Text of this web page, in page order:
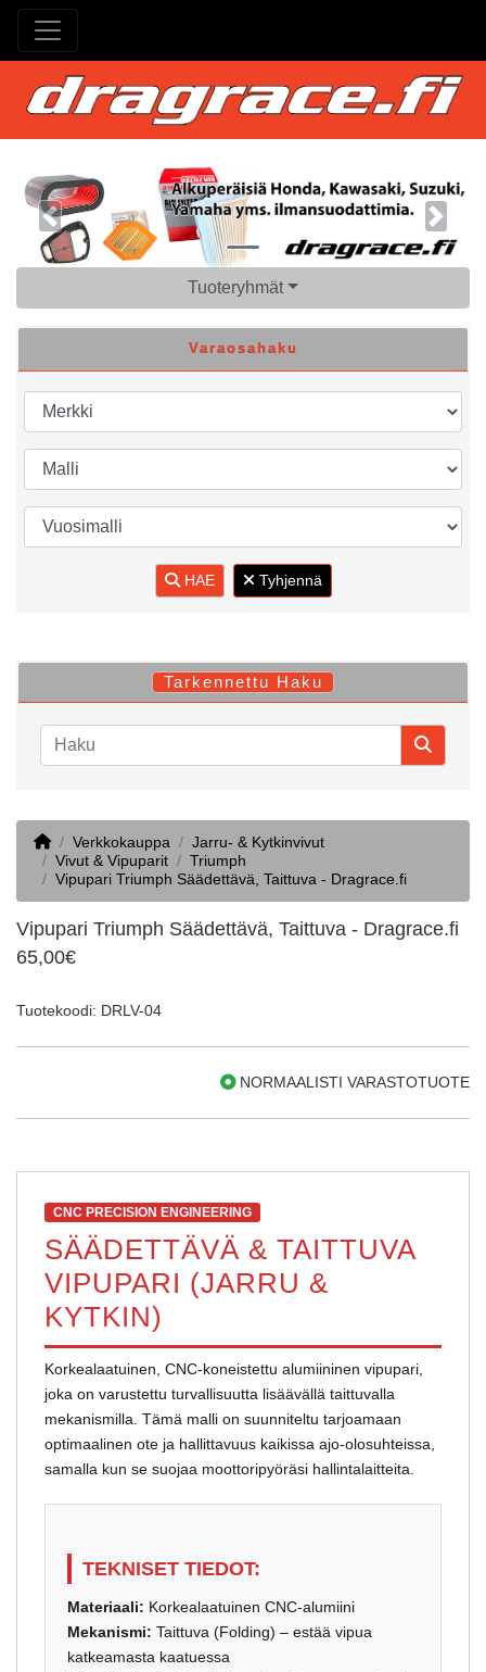
Previous Next
Tuoteryhmät
Varaosahaku
HAE Tyhjennä
Tarkennettu Haku
HomeVerkkokauppa
Jarru- & Kytkinvivut
Vivut & Vipuparit
Triumph
Vipupari Triumph Säädettävä, Taittuva - Dragrace.fi
Vipupari Triumph Säädettävä, Taittuva - Dragrace.fi
65,00€
Tuotekoodi: DRLV-04
NORMAALISTI VARASTOTUOTE
CNC PRECISION ENGINEERING
SÄÄDETTÄVÄ & TAITTUVA
VIPUPARI (JARRU &
KYTKIN)
Korkealaatuinen, CNC-koneistettu alumiininen vipupari,
joka on varustettu turvallisuutta lisäävällä taittuvalla
mekanismilla. Tämä malli on suunniteltu tarjoamaan
optimaalinen ote ja hallittavuus kaikissa ajo-olosuhteissa,
samalla kun se suojaa moottoripyöräsi hallintalaitteita.
TEKNISET TIEDOT:
Materiaali: Korkealaatuinen CNC-alumiini
Mekanismi: Taittuva (Folding) – estää vipua
katkeamasta kaatuessa